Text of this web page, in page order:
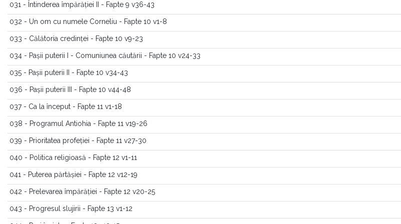
031 - Întinderea împărăției II - Fapte 9 v36-43
032 - Un om cu numele Corneliu - Fapte 10 v1-8
033 - Călătoria credinței - Fapte 10 v9-23
034 - Pașii puterii I - Comuniunea căutării - Fapte 10 v24-33
035 - Pașii puterii II - Fapte 10 v34-43
036 - Pașii puterii III - Fapte 10 v44-48
037 - Ca la început - Fapte 11 v1-18
038 - Programul Antiohia - Fapte 11 v19-26
039 - Prioritatea profeției - Fapte 11 v27-30
040 - Politica religioasă - Fapte 12 v1-11
041 - Puterea părtășiei - Fapte 12 v12-19
042 - Prelevarea împărăției - Fapte 12 v20-25
043 - Progresul slujirii - Fapte 13 v1-12